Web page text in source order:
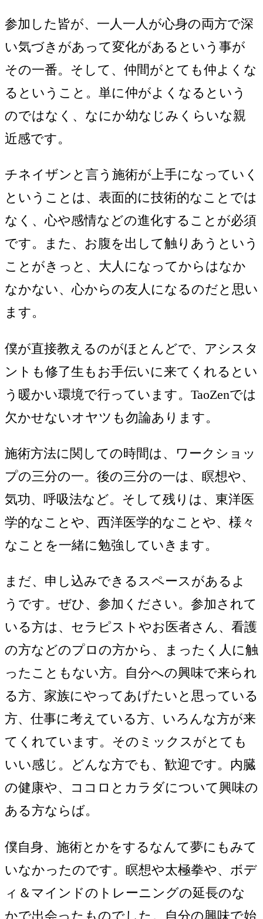
参加した皆が、一人一人が心身の両方で深
い気づきがあって変化があるという事が
その一番。そして、仲間がとても仲よくな
るということ。単に仲がよくなるという
のではなく、なにか幼なじみくらいな親
近感です。
チネイザンと言う施術が上手になっていく
ということは、表面的に技術的なことでは
なく、心や感情などの進化することが必須
です。また、お腹を出して触りあうという
ことがきっと、大人になってからはなか
なかない、心からの友人になるのだと思い
ます。
僕が直接教えるのがほとんどで、アシスタ
ントも修了生もお手伝いに来てくれるとい
う暖かい環境で行っています。TaoZenでは
欠かせないオヤツも勿論あります。
施術方法に関しての時間は、ワークショッ
プの三分の一。後の三分の一は、瞑想や、
気功、呼吸法など。そして残りは、東洋医
学的なことや、西洋医学的なことや、様々
なことを一緒に勉強していきます。
まだ、申し込みできるスペースがあるよ
うです。ぜひ、参加ください。参加されて
いる方は、セラピストやお医者さん、看護
の方などのプロの方から、まったく人に触
ったこともない方。自分への興味で来られ
る方、家族にやってあげたいと思っている
方、仕事に考えている方、いろんな方が来
てくれています。そのミックスがとても
いい感じ。どんな方でも、歓迎です。内臓
の健康や、ココロとカラダについて興味の
ある方ならば。
僕自身、施術とかをするなんて夢にもみて
いなかったのです。瞑想や太極拳や、ボデ
ィ＆マインドのトレーニングの延長のな
かで出会ったものでした。自分の興味で始